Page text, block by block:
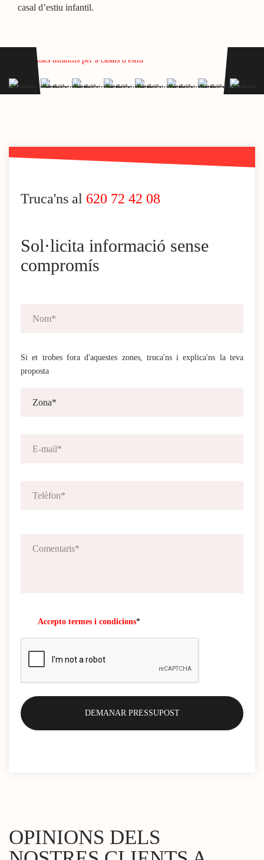
casal d’estiu infantil.
Truca'ns al 620 72 42 08
Sol·licita informació sense
compromís
Si et trobes fora d'aquestes zones, truca'ns i explica'ns la teva
proposta
Accepto termes i condicions*
OPINIONS DELS